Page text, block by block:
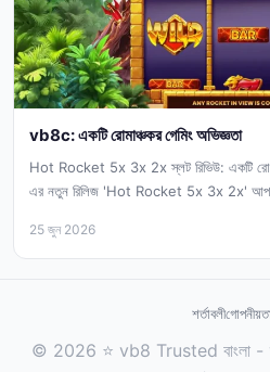
vb8c: একটি রোমাঞ্চকর গেমিং অভিজ্ঞতা
Hot Rocket 5x 3x 2x স্লট রিভিউ: একটি
এর নতুন রিলিজ 'Hot Rocket 5x 3x 2x'
25 জুন 2026
শর্তাবলী
© 2026 ⭐ vb8 Trusted বাংলা